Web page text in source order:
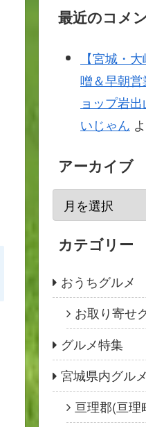
最近のコメ
【宮城・
噌＆早朝
ョップ岩出
いじゃん
アーカイブ
カテゴリー
おうちグルメ
お取り寄せ
グルメ特集
宮城県内グルメ
亘理郡(亘理